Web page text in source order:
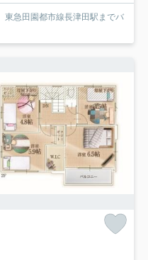
東急田園都市線長津田駅までバ